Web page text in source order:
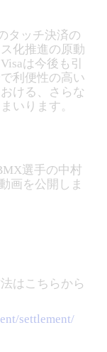
タッチ決済の
化推進の原動
は今後も引
利便性の高い
ける、さらな
いります。
選手の中村
画を公開しま
はこちらから
settlement/